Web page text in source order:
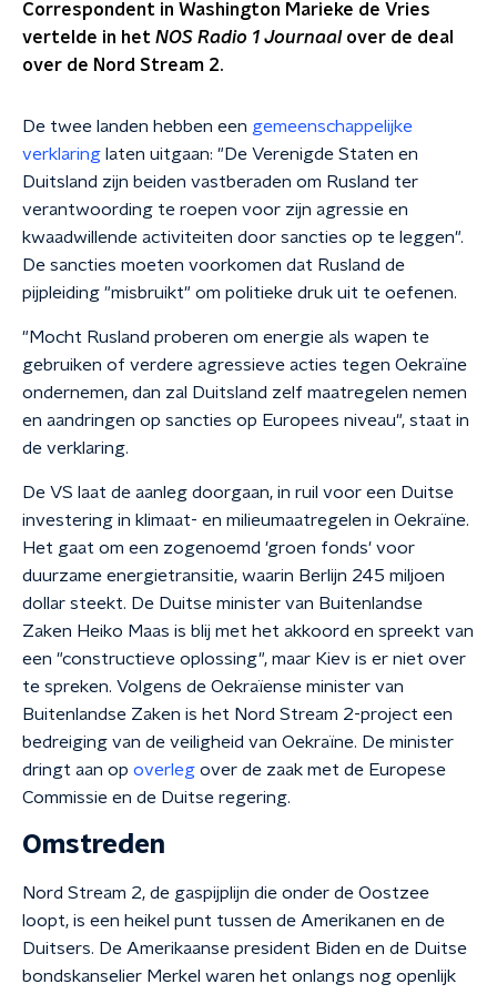
Correspondent in Washington Marieke de Vries
vertelde in het NOS Radio 1 Journaal over de deal
over de Nord Stream 2.
De twee landen hebben een gemeenschappelijke
verklaring laten uitgaan: "De Verenigde Staten en
Duitsland zijn beiden vastberaden om Rusland ter
verantwoording te roepen voor zijn agressie en
kwaadwillende activiteiten door sancties op te leggen".
De sancties moeten voorkomen dat Rusland de
pijpleiding "misbruikt" om politieke druk uit te oefenen.
"Mocht Rusland proberen om energie als wapen te
gebruiken of verdere agressieve acties tegen Oekraïne
ondernemen, dan zal Duitsland zelf maatregelen nemen
en aandringen op sancties op Europees niveau", staat in
de verklaring.
De VS laat de aanleg doorgaan, in ruil voor een Duitse
investering in klimaat- en milieumaatregelen in Oekraïne.
Het gaat om een zogenoemd 'groen fonds' voor
duurzame energietransitie, waarin Berlijn 245 miljoen
dollar steekt. De Duitse minister van Buitenlandse
Zaken Heiko Maas is blij met het akkoord en spreekt van
een "constructieve oplossing", maar Kiev is er niet over
te spreken. Volgens de Oekraïense minister van
Buitenlandse Zaken is het Nord Stream 2-project een
bedreiging van de veiligheid van Oekraïne. De minister
dringt aan op overleg over de zaak met de Europese
Commissie en de Duitse regering.
Omstreden
Nord Stream 2, de gaspijplijn die onder de Oostzee
loopt, is een heikel punt tussen de Amerikanen en de
Duitsers. De Amerikaanse president Biden en de Duitse
bondskanselier Merkel waren het onlangs nog openlijk